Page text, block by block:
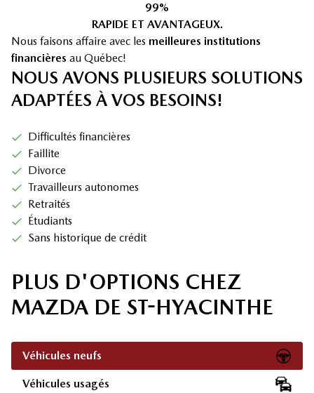
99%
RAPIDE ET AVANTAGEUX.
Nous faisons affaire avec les meilleures institutions
financières au Québec!
NOUS AVONS PLUSIEURS SOLUTIONS
ADAPTÉES À VOS BESOINS!
Difficultés financières
Faillite
Divorce
Travailleurs autonomes
Retraités
Étudiants
Sans historique de crédit
PLUS D'OPTIONS CHEZ
MAZDA DE ST-HYACINTHE
Véhicules neufs
Véhicules usagés